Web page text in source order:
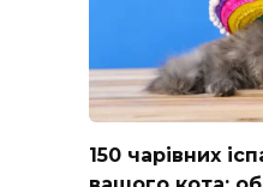
150 чарівних